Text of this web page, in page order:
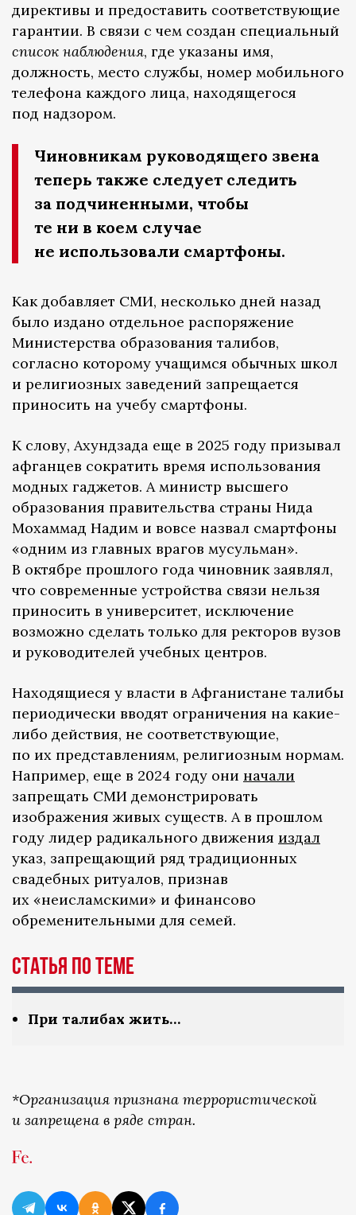
директивы и предоставить соответствующие
гарантии. В связи с чем создан специальный
список наблюдения, где указаны имя,
должность, место службы, номер мобильного
телефона каждого лица, находящегося
под надзором.
Чиновникам руководящего звена
теперь также следует следить
за подчиненными, чтобы
те ни в коем случае
не использовали смартфоны.
Как добавляет СМИ, несколько дней назад
было издано отдельное распоряжение
Министерства образования талибов,
согласно которому учащимся обычных школ
и религиозных заведений запрещается
приносить на учебу смартфоны.
К слову, Ахундзада еще в 2025 году призывал
афганцев сократить время использования
модных гаджетов. А министр высшего
образования правительства страны Нида
Мохаммад Надим и вовсе назвал смартфоны
«одним из главных врагов мусульман».
В октябре прошлого года чиновник заявлял,
что современные устройства связи нельзя
приносить в университет, исключение
возможно сделать только для ректоров вузов
и руководителей учебных центров.
Находящиеся у власти в Афганистане талибы
периодически вводят ограничения на какие-
либо действия, не соответствующие,
по их представлениям, религиозным нормам.
Например, еще в 2024 году они начали
запрещать СМИ демонстрировать
изображения живых существ. А в прошлом
году лидер радикального движения издал
указ, запрещающий ряд традиционных
свадебных ритуалов, признав
их «неисламскими» и финансово
обременительными для семей.
Статья по теме
При талибах жить…
*Организация признана террористической
и запрещена в ряде стран.